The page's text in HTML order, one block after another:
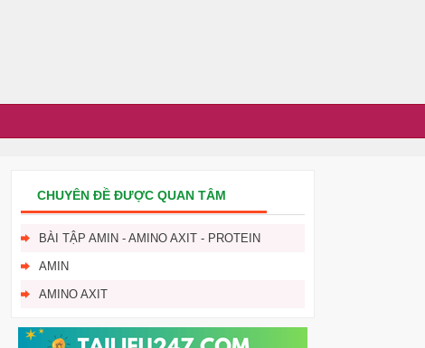
CHUYÊN ĐỀ ĐƯỢC QUAN TÂM
BÀI TẬP AMIN - AMINO AXIT - PROTEIN
AMIN
AMINO AXIT